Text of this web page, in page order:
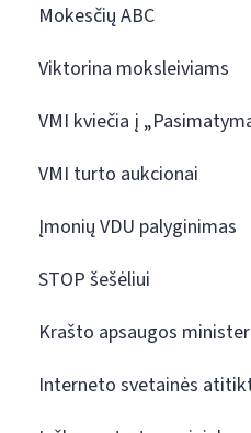
Mokesčių ABC
Viktorina moksleiviams
VMI kviečia į
VMI turto aukcionai
Įmonių VDU palyginimas
STOP šešėliui
Krašto apsaugos
Interneto svetainės